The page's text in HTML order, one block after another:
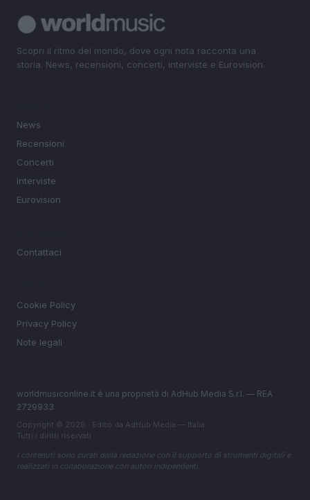
Scopri il ritmo del mondo, dove ogni nota racconta una
storia. News, recensioni, concerti, interviste e Eurovision.
News
Recensioni
Concerti
Interviste
Eurovision
Contattaci
Cookie Policy
Privacy Policy
Note legali
worldmusiconline.it è una proprietà di AdHub Media S.r.l. — REA
2729933
Copyright © 2026 · Edito da AdHub Media — Italia
Tutti i diritti riservati
I contenuti sono curati dalla redazione con il supporto di strumenti digitali e
realizzati in collaborazione con autori indipendenti.